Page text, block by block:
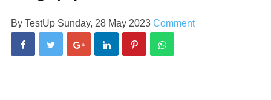
By TestUp Sunday, 28 May 2023 Comment